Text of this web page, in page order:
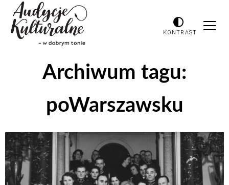
KONTRAST
Archiwum tagu:
poWarszawsku
Odtwarzacz
plików
dźwiękowych